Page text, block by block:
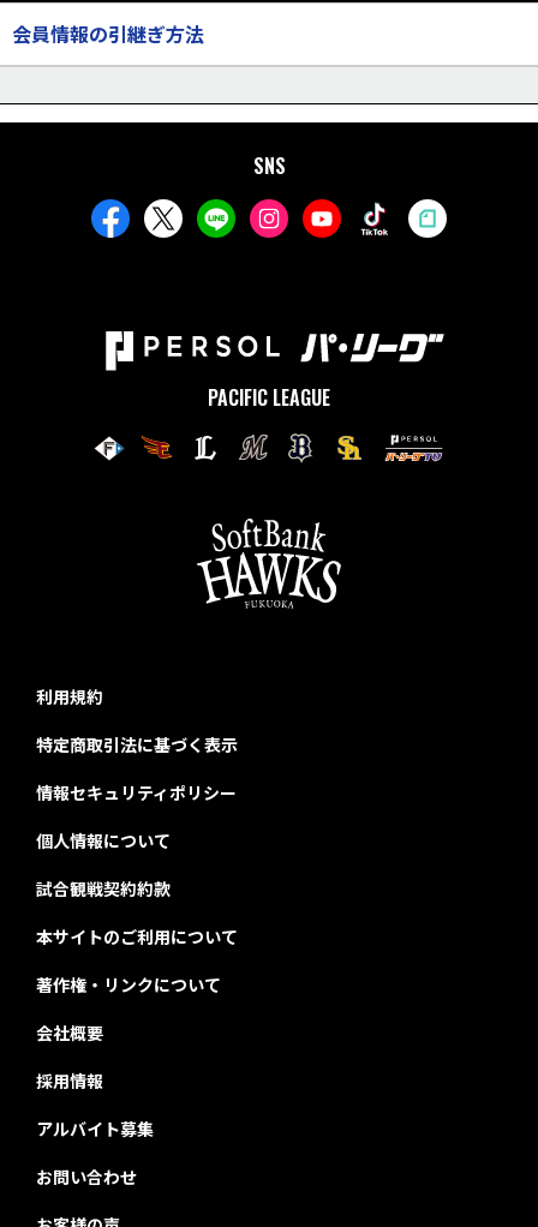
会員情報の引継ぎ方法
SNS
PACIFIC LEAGUE
利用規約
特定商取引法に基づく表示
情報セキュリティポリシー
個人情報について
試合観戦契約約款
本サイトのご利用について
著作権・リンクについて
会社概要
採用情報
アルバイト募集
お問い合わせ